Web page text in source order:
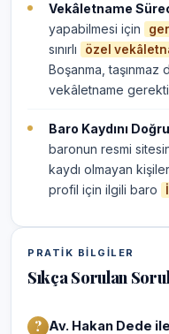
Vekâletname
yapabilmesi için
sınırlı
özel
Boşanma, taşınmaz
vekâletname
Baro Kaydını
baronun resmi
kaydı olmayan
profil için ilgili baro
PRATIK BILGILER
Sıkça Sorulan
Av. Hakan Dede